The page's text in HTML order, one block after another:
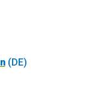
(DE)